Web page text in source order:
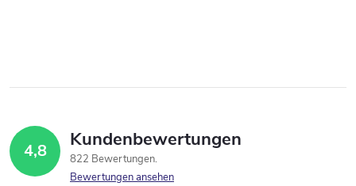
e4,8 Kundenbewertungen
822 Bewertungen
Bewertungen ansehen